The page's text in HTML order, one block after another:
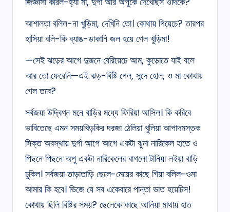
আশালতা বলিল-না খুড়িমা, দেখিনি তো। কোথায় গিয়েচে? তারপর
হাসিয়া বলি-কি ব্যাঙ-ডাকানি জল হয়ে গেল খুড়িমা!
—সেই ঝড়ের আগে দুজনে বেরিয়েচে আম, কুড়োতে যাই বলে
আর তো ফেরেনি—এই ঝড়-বিষ্টি গেল, সন্দে হোল, ও মা কোথায়
গেল তবে?
সর্বজয়া উদ্বিগ্ন মনে বাড়ির মধ্যে ফিরিয়া আসিল। কি করিবে
ভাবিতেছে এমন সময়খিড়কির দরজা ঠেলিয়া খুলিয়া আপাদমস্তক
সিক্ত অবস্থায় দুর্গা আগে আগে একটা ঝুনা নারিকেল হাতে ও
পিছনে পিছনে অপু একটা নারিকেলের বাগলো টানিয়া লইয়া বাড়ি
ঢুকিল। সর্বজয়া তাড়াতাড়ি ছেলে-মেয়ের কাছে গিয়া বলিল-ওমা
আমার কি হবে। ভিজে যে সব একেবারে পান্তা ভাত হয়েচিস!
কোথায় ছিলি বিষ্টির সময়? ছেলেকে কাছে আনিয়া মাথায় হাত